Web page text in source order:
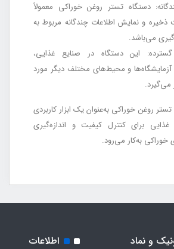
دستگاه تستر روغن خوراکی معمولاً
ذخیره و نمایش اطلاعات چندگانه مربوط به
می‌باشد.
گسترده: این دستگاه در صنایع غذایی،
آزمایشگاه‌ها و محیط‌های مختلف دیگر مورد
می‌گیرد.
روغن خوراکی به‌عنوان یک ابزار کاربردی
برای کنترل کیفیت و اندازه‌گیری
به‌کار می‌رود.
و نماد
اطلاعات